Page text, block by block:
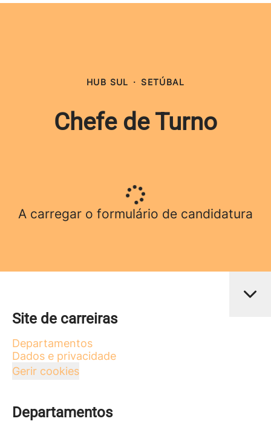
HUB SUL · SETÚBAL
Chefe de Turno
A carregar o formulário de candidatura
Site de carreiras
Departamentos
Dados e privacidade
Gerir cookies
Departamentos